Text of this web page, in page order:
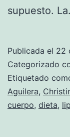
supuesto.
Publicada el 22
Categorizado
Etiquetado
Aguilera,
cuerpo, dieta,